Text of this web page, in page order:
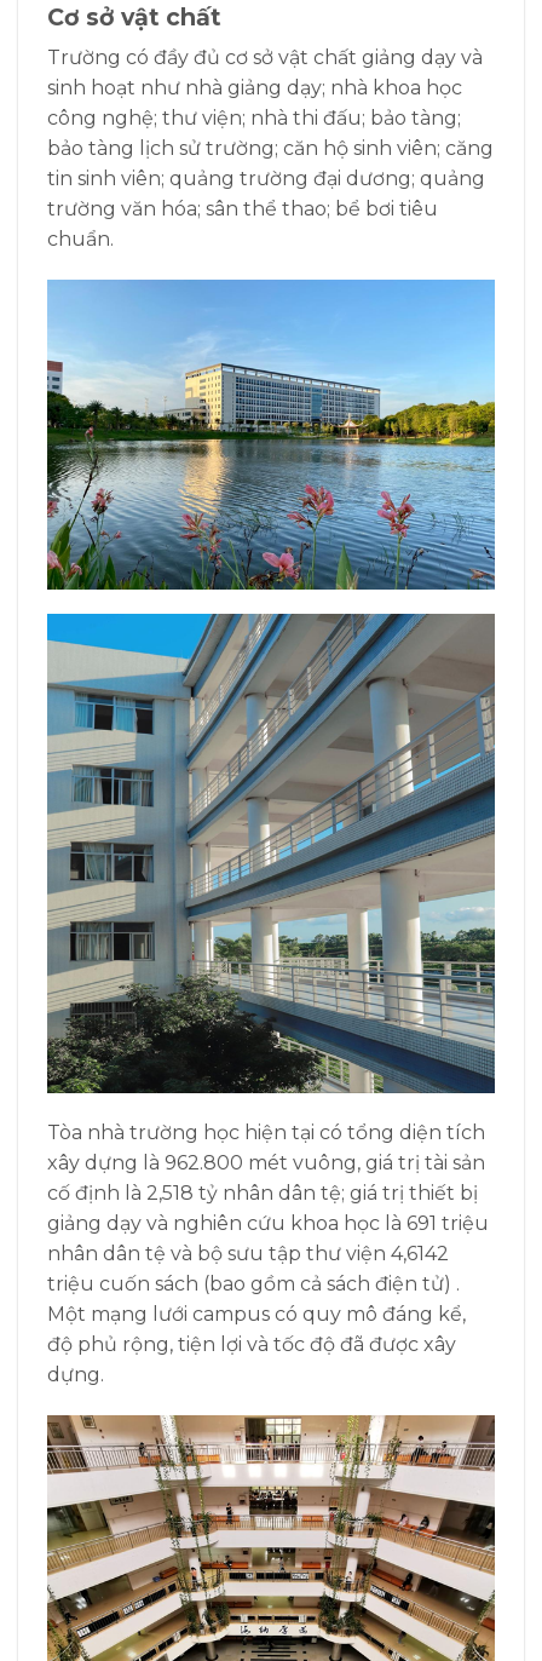
Cơ sở vật chất
Trường có đầy đủ cơ sở vật chất giảng dạy và
sinh hoạt như nhà giảng dạy; nhà khoa học
công nghệ; thư viện; nhà thi đấu; bảo tàng;
bảo tàng lịch sử trường; căn hộ sinh viên; căng
tin sinh viên; quảng trường đại dương; quảng
trường văn hóa; sân thể thao; bể bơi tiêu
chuẩn.
Tòa nhà trường học hiện tại có tổng diện tích
xây dựng là 962.800 mét vuông, giá trị tài sản
cố định là 2,518 tỷ nhân dân tệ; giá trị thiết bị
giảng dạy và nghiên cứu khoa học là 691 triệu
nhân dân tệ và bộ sưu tập thư viện 4,6142
triệu cuốn sách (bao gồm cả sách điện tử) .
Một mạng lưới campus có quy mô đáng kể,
độ phủ rộng, tiện lợi và tốc độ đã được xây
dựng.